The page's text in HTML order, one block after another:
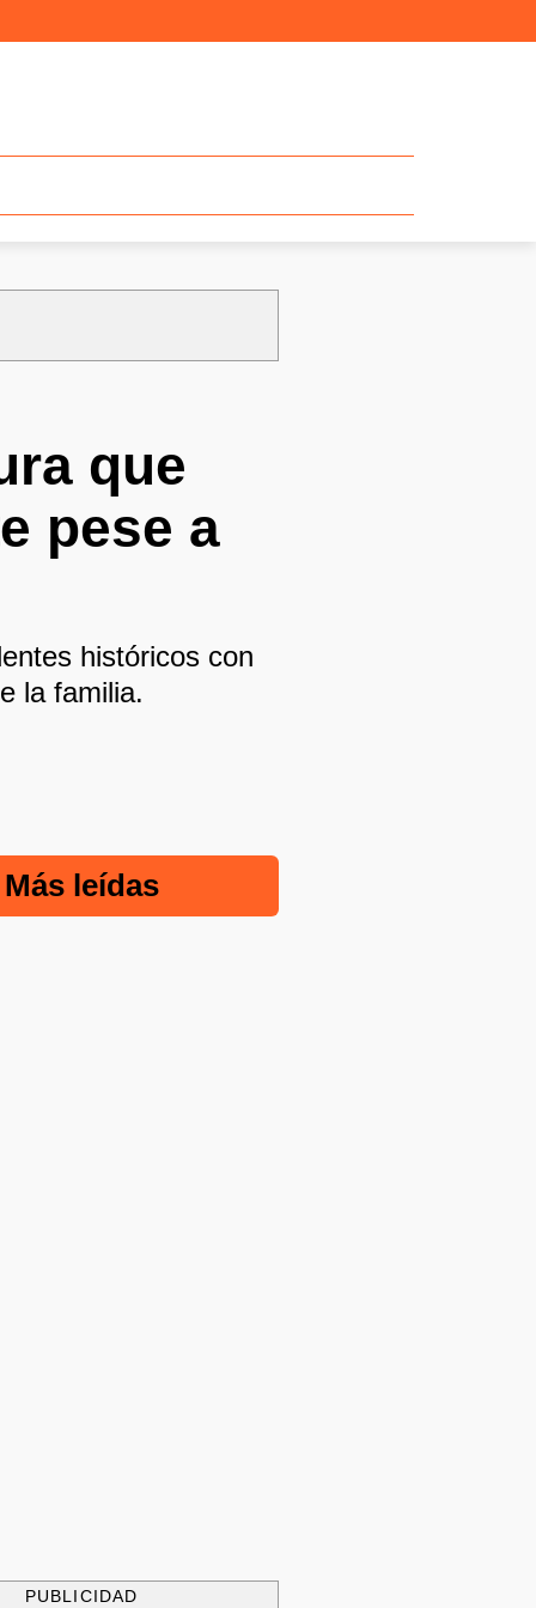
que
pese a
históricos con
la familia.
Más leídas
PUBLICIDAD